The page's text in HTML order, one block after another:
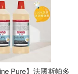
Pure】法國斯帕多